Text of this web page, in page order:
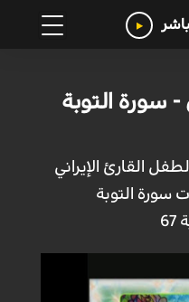
التوبة
القارئ الإيراني
التوبة